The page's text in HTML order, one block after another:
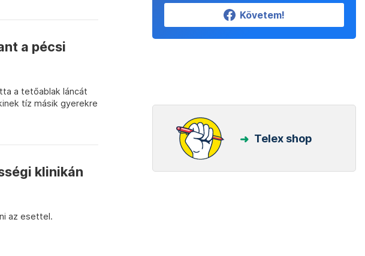
a pécsi
a tetőablak láncát
tíz másik gyerekre
klinikán
az esettel.
Követem!
Telex shop